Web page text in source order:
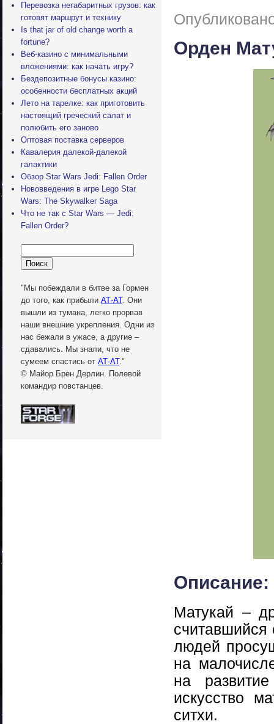
Перевозка негабаритных грузов: как
готовят маршрут и технику
Is that jar of old change worth a
fortune?
Веб-казино с минимальными
вложениями: как начать игру?
Бездепозитные бонусы казино:
особенности бесплатных акций
Лето на тарелке: как приготовить
настоящий греческий салат и
полюбить его заново
Оптовая поставка серверов
Кавалерия далекой-далекой
галактики
Обзор Star Wars Jedi: Fallen Order
Нововведения в игре Lego Star
Wars: The Skywalker Saga
Что не так с Star Wars — Jedi:
Fallen Order?
"Мы побеждали в битве за Гормен
до того, как прибыли АТ-АТ. Они
вышли из тумана, легко прорвав
наши внешние укрепления. Одни из
нас бежали в ужасе, а другие –
сдавались. Мы знали, что не
сумеем спастись от АТ-АТ."
© Майор Брен Дерлин. Полевой
командир повстанцев.
Орден
Описание:
Матукай –
считавшийся
людей
на
на
искусство
ситхи.